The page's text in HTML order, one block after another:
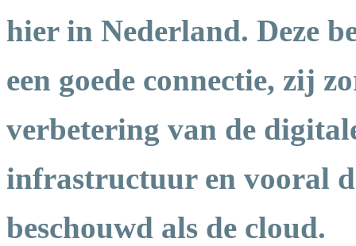
hier in Nederland. Deze
een goede connectie, zij
verbetering van de
infrastructuur en vooral
beschouwd als de cloud.